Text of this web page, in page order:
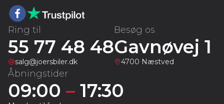
Ring til
55 77 48 48
salg@joersbiler.dk
Besøg os
Gavnøvej 1
4700 Næstved
Åbningstider
09:00 – 17:30